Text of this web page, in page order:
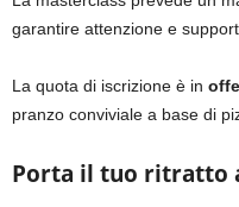
garantire attenzione e
La quota di iscrizione è in
pranzo conviviale a base di
Porta il tuo ritratto